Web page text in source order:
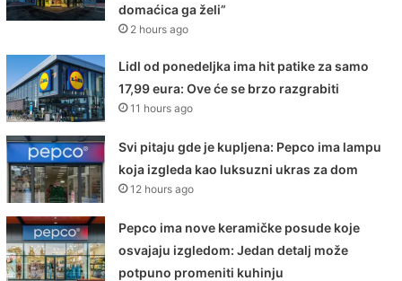
domaćica ga želi”
2 hours ago
Lidl od ponedeljka ima hit patike za samo
17,99 eura: Ove će se brzo razgrabiti
11 hours ago
Svi pitaju gde je kupljena: Pepco ima lampu
koja izgleda kao luksuzni ukras za dom
12 hours ago
Pepco ima nove keramičke posude koje
osvajaju izgledom: Jedan detalj može
potpuno promeniti kuhinju